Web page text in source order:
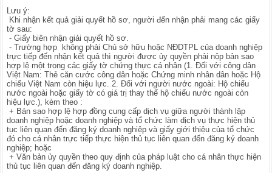
Lưu ý:
Khi nhận kết quả giải quyết hồ sơ, người đến nhận phải mang các giấy
tờ sau:
- Giấy biên nhận giải quyết hồ sơ.
- Trường hợp không phải Chủ sở hữu hoặc NĐDTPL của doanh nghiệp
trực tiếp đến nhận kết quả thì người được ủy quyền phải nộp bản sao
hợp lệ một trong các giấy tờ chứng thực cá nhân (1. Đối với công dân
Việt Nam: Thẻ căn cước công dân hoặc Chứng minh nhân dân hoặc Hộ
chiếu Việt Nam còn hiệu lực. 2. Đối với người nước ngoài: Hộ chiếu
nước ngoài hoặc giấy tờ có giá trị thay thế hộ chiếu nước ngoài còn
hiệu lực.), kèm theo :
+ Bản sao hợp lệ hợp đồng cung cấp dịch vụ giữa người thành lập
doanh nghiệp hoặc doanh nghiệp và tổ chức làm dịch vụ thực hiện thủ
tục liên quan đến đăng ký doanh nghiệp và giấy giới thiệu của tổ chức
đó cho cá nhân trực tiếp thực hiện thủ tục liên quan đến đăng ký doanh
nghiệp; hoặc
+ Văn bản ủy quyền theo quy định của pháp luật cho cá nhân thực hiện
thủ tục liên quan đến đăng ký doanh nghiệp.